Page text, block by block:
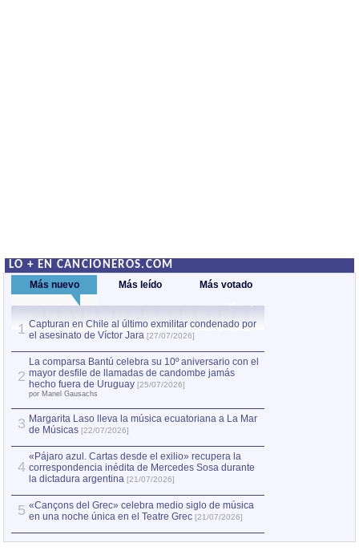
LO + EN CANCIONEROS.COM
Más nuevo Más leído Más votado
1 Capturan en Chile al último exmilitar condenado por
el asesinato de Víctor Jara [27/07/2026]
2
La comparsa Bantú celebra su 10º aniversario con el
mayor desfile de llamadas de candombe jamás
hecho fuera de Uruguay [25/07/2026]
por Manel Gausachs
3 Margarita Laso lleva la música ecuatoriana a La Mar
de Músicas [22/07/2026]
4
«Pájaro azul. Cartas desde el exilio» recupera la
correspondencia inédita de Mercedes Sosa durante
la dictadura argentina [21/07/2026]
5 «Cançons del Grec» celebra medio siglo de música
en una noche única en el Teatre Grec [21/07/2026]